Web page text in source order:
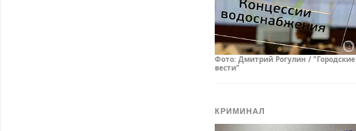
Фото: Дмитрий Рогулин / "Городские
вести"
КРИМИНАЛ